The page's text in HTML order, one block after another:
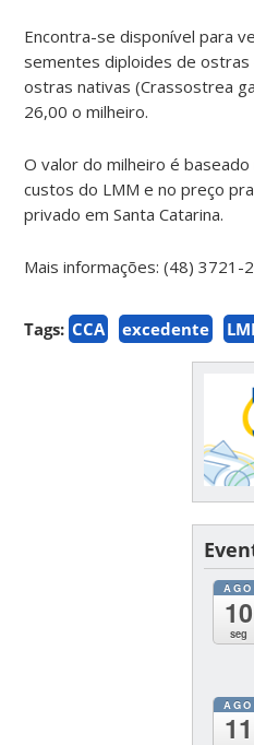
Encontra-se disponível para
sementes diploides de ostras
ostras nativas (Crassostrea
26,00 o milheiro.
O valor do milheiro é
custos do LMM e no preço
privado em Santa Catarina.
Mais informações: (48) 3721-
Tags: CCA excedente
AGO
10
seg
AGO
11